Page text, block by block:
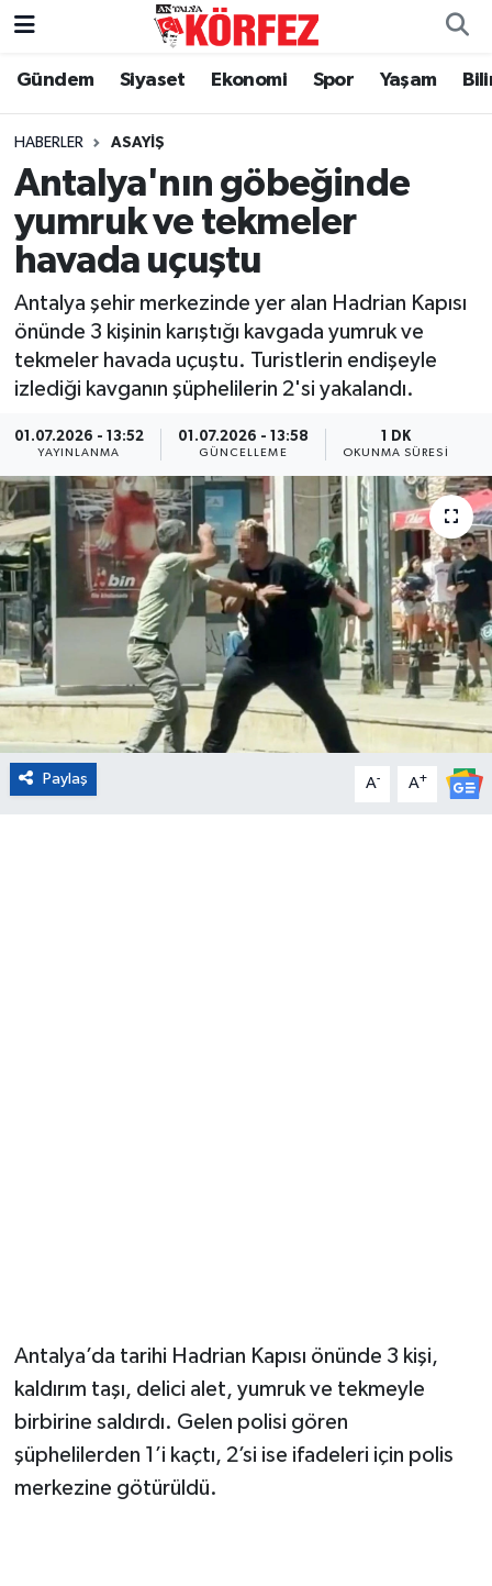
Gündem Siyaset Ekonomi Spor Yaşam
HABERLER ASAYIŞ
Antalya'nın göbeğinde
yumruk ve tekmeler
havada uçuştu
Antalya şehir merkezinde yer alan Hadrian Kapısı
önünde 3 kişinin karıştığı kavgada yumruk ve
tekmeler havada uçuştu. Turistlerin endişeyle
izlediği kavganın şüphelilerin 2'si yakalandı.
01.07.2026 - 13:52
YAYINLANMA
01.07.2026 - 13:58
GÜNCELLEME
1 DK
OKUNMA SÜRESI
Paylaş A- A+
Antalya’da tarihi Hadrian Kapısı önünde 3 kişi,
kaldırım taşı, delici alet, yumruk ve tekmeyle
birbirine saldırdı. Gelen polisi gören
şüphelilerden 1’i kaçtı, 2’si ise ifadeleri için polis
merkezine götürüldü.
Gündem
Siyaset
Yerel Yönetim
Ekonomi
Spor
Yaşam
Dünya
Eğitim
Sağlık
Magazin
Turizm
Çevre
Nöbetçi Eczaneler
Hava Durumu
Trafik Durumu
Süper Lig Puan Durumu ve Fikstür
Tüm Manşetler
Son Dakika Haberleri